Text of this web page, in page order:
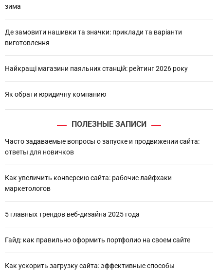
зима
Де замовити нашивки та значки: приклади та варіанти
виготовлення
Найкращі магазини паяльних станцій: рейтинг 2026 року
Як обрати юридичну компанию
ПОЛЕЗНЫЕ ЗАПИСИ
Часто задаваемые вопросы о запуске и продвижении сайта:
ответы для новичков
Как увеличить конверсию сайта: рабочие лайфхаки
маркетологов
5 главных трендов веб-дизайна 2025 года
Гайд: как правильно оформить портфолио на своем сайте
Как ускорить загрузку сайта: эффективные способы